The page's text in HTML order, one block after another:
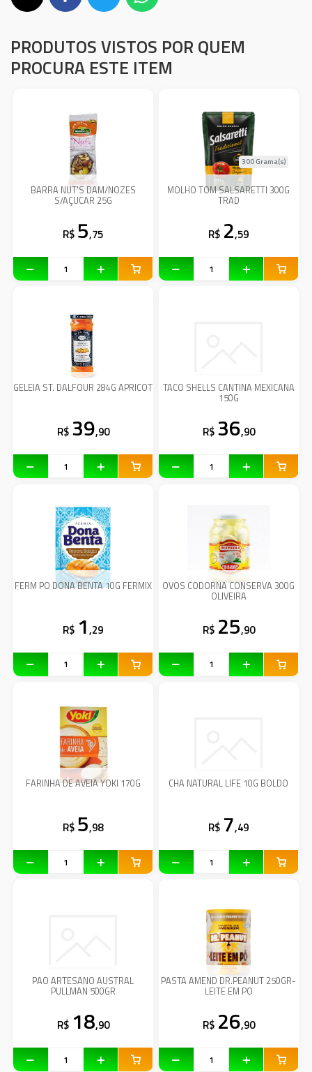
PRODUTOS VISTOS POR QUEM
PROCURA ESTE ITEM
BARRA NUT'S DAM/NOZES
S/AÇUCAR 25G
R$ 5,75
MOLHO TOM SALSARETTI 300G
TRAD
300 Grama(s)
R$ 2,59
GELEIA ST. DALFOUR 284G APRICOT
R$ 39,90
TACO SHELLS CANTINA MEXICANA
150G
R$ 36,90
FERM PO DONA BENTA 10G FERMIX
R$ 1,29
OVOS CODORNA CONSERVA 300G
OLIVEIRA
R$ 25,90
FARINHA DE AVEIA YOKI 170G
R$ 5,98
CHA NATURAL LIFE 10G BOLDO
R$ 7,49
PAO ARTESANO AUSTRAL
PULLMAN 500GR
R$ 18,90
PASTA AMEND DR.PEANUT 250GR-
LEITE EM PO
R$ 26,90